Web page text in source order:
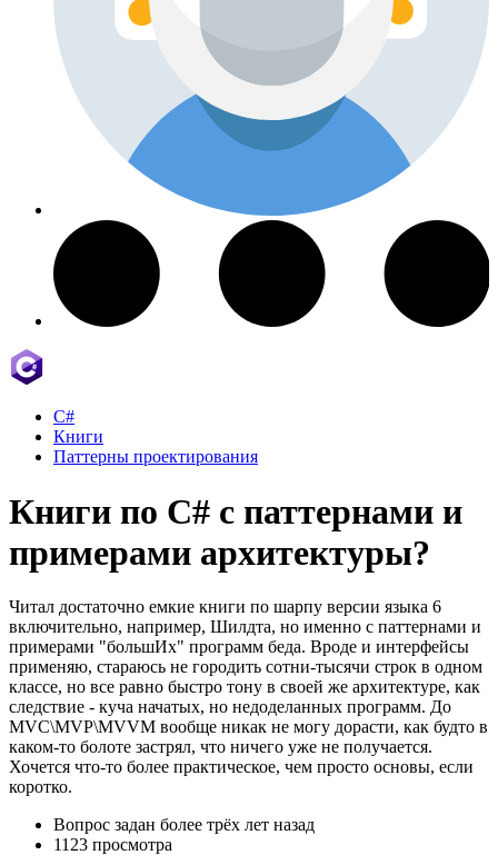
C#
Книги
Паттерны проектирования
Книги по C# с паттернами и
примерами архитектуры?
Читал достаточно емкие книги по шарпу версии языка 6
включительно, например, Шилдта, но именно с паттернами и
примерами "большИх" программ беда. Вроде и интерфейсы
применяю, стараюсь не городить сотни-тысячи строк в одном
классе, но все равно быстро тону в своей же архитектуре, как
следствие - куча начатых, но недоделанных программ. До
MVC\MVP\MVVM вообще никак не могу дорасти, как будто в
каком-то болоте застрял, что ничего уже не получается.
Хочется что-то более практическое, чем просто основы, если
коротко.
Вопрос задан более трёх лет назад
1123 просмотра